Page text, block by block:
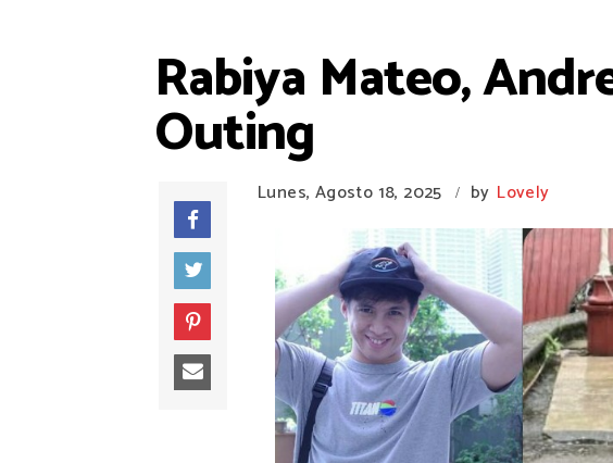
Rabiya Mateo,
Outing
Lunes, Agosto 18, 2025 / by Lovely